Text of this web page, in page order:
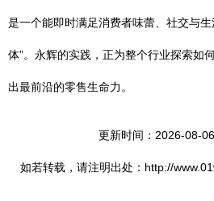
是一个能即时满足消费者味蕾、社交与
体”。永辉的实践，正为整个行业探索如
出最前沿的零售生命力。
更新时间：2026-08-
如若转载，请注明出处：http://